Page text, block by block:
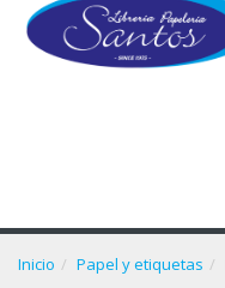
Inicio Papel y etiquetas